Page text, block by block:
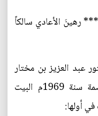
رهينَ الأعادي سالكاً
عبد العزيز بن مختار
شبين المولود في الجزائر العاصمة سنة 1969م البيت
أولها: